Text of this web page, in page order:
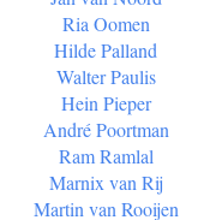
Ria Oomen
Hilde Palland
Walter Paulis
Hein Pieper
André Poortman
Ram Ramlal
Marnix van Rij
Martin van Rooijen